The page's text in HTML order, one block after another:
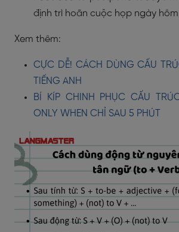
định trì hoãn cuộc họp ngày hôm
Xem thêm:
CỰC DỄ! CÁCH DÙNG CẤU
TIẾNG ANH
BÍ KÍP CHINH PHỤC CẤU
ONLY WHEN CHỈ SAU 5 PHÚT